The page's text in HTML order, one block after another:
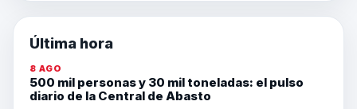
Última hora
8 AGO
500 mil personas y 30 mil toneladas: el pulso
diario de la Central de Abasto